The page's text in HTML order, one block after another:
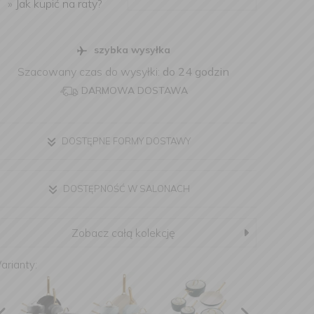
» Jak kupić na raty?
szybka wysyłka
Szacowany czas do wysyłki: do 24 godzin
DARMOWA DOSTAWA
DOSTĘPNE FORMY DOSTAWY
DOSTĘPNOŚĆ W SALONACH
Zobacz całą kolekcję